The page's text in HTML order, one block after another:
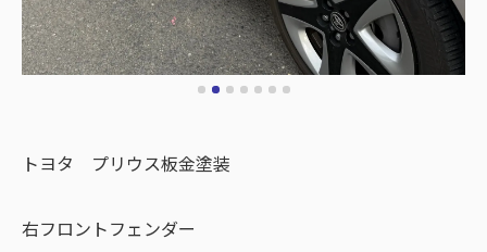
トヨタ プリウス板金塗装
右フロントフェンダー